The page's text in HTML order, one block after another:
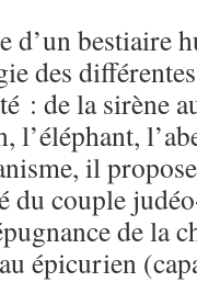
d’un bestiaire
des
: de la sirène
l’éléphant,
il
du couple
de la
épicurien